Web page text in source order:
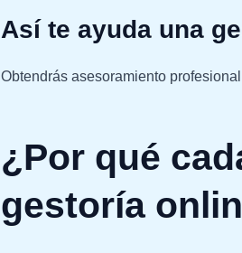
Así te ayuda una
Obtendrás asesoramiento
¿Por qué
gestoría